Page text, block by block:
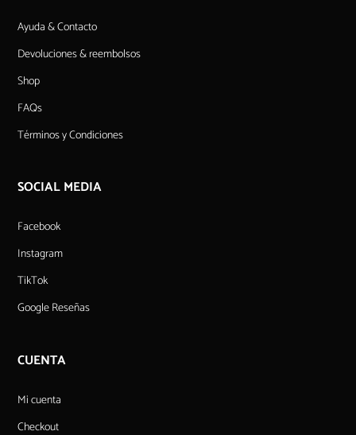
Ayuda & Contacto
Devoluciones & reembolsos
Shop
FAQs
Términos y Condiciones
SOCIAL MEDIA
Facebook
Instagram
TikTok
Google Reseñas
CUENTA
Mi cuenta
Checkout